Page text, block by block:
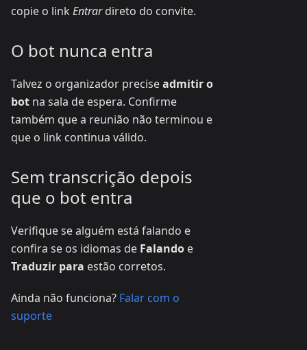
copie o link Entrardireto do convite.
O bot nunca entra
Talvez o organizador preciseadmitir o
bot na sala de espera. Confirme
também que a reunião não terminou e
que o link continua válido.
Sem transcrição depois
que o bot entra
Verifique se alguém está falando e
confira se os idiomas de Falando e
Traduzir para estão corretos.
Ainda não funciona? Falar com o
suporte